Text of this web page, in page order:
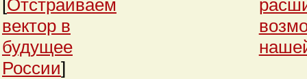
[Отстраиваем
вектор в
будущее
России]